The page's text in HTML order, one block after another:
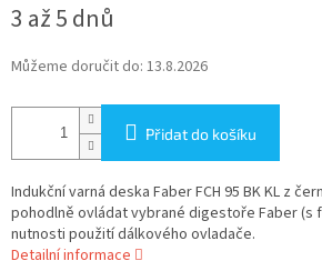
cena:
3 až 5 dnů
Můžeme doručit do: 13.8.2026
Přidat do košíku
Indukční varná deska Faber FCH 95 BK KL z
pohodlně ovládat vybrané digestoře Faber (s
nutnosti použití dálkového ovladače.
Detailní informace